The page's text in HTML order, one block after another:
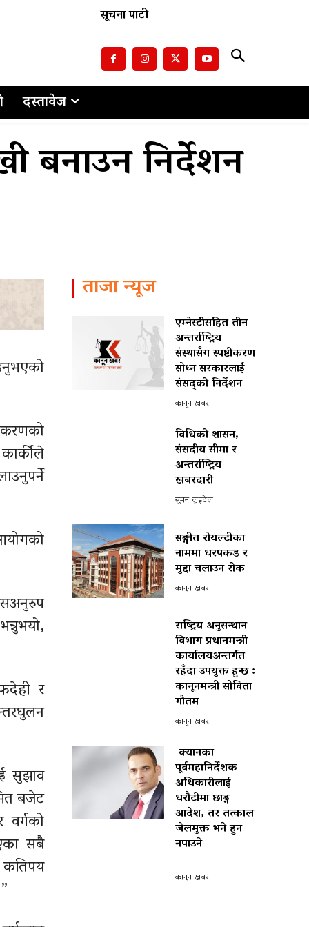
सूचना पाटी
दस्तावेज
बनाउन निर्देशन
र
सुझाव
बजेट
वर्गको
सबै
ताजा न्यूज
एम्नेस्टीसहित तीन
अन्तर्राष्ट्रिय
संस्थासँग स्पष्टीकरण
सोध्न सरकारलाई
संसद्को निर्देशन
कानून खबर
विधिको शासन,
संसदीय सीमा र
अन्तर्राष्ट्रिय
खबरदारी
सुमन लुइटेल
सङ्गीत रोयल्टीका
नाममा धरपकड र
मुद्दा चलाउन रोक
कानून खबर
राष्ट्रिय अनुसन्धान
विभाग प्रधानमन्त्री
कार्यालयअन्तर्गत
रहँदा उपयुक्त हुन्छ :
कानूनमन्त्री सोविता
गौतम
कानून खबर
क्यानका
पूर्वमहानिर्देशक
अधिकारीलाई
धरौटीमा छाड्न
आदेश, तर तत्काल
जेलमुक्त भने हुन
नपाउने
कानून खबर